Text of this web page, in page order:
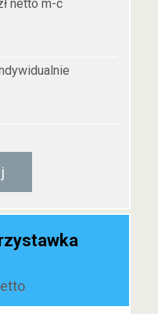
netto m-c